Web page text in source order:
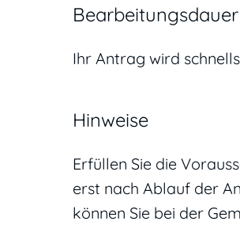
Bearbeitungsdauer
Ihr Antrag wird
Hinweise
Erfüllen Sie die
erst nach Ablauf der
können Sie bei der